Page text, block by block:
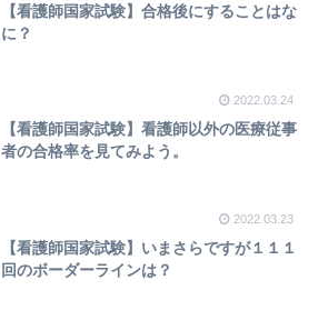
【看護師国家試験】合格後にすることはな
に？
2022.03.24
【看護師国家試験】看護師以外の医療従事
者の合格率を見てみよう。
2022.03.23
【看護師国家試験】いまさらですが１１１
回のボーダーラインは？